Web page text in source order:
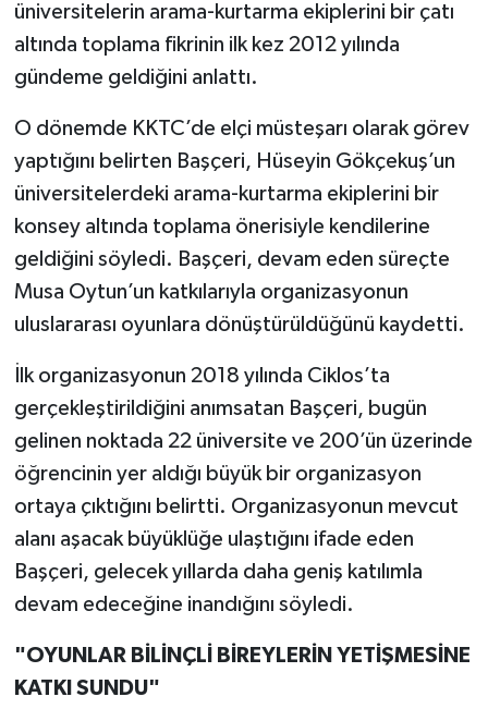
üniversitelerin arama-kurtarma ekiplerini bir çatı
altında toplama fikrinin ilk kez 2012 yılında
gündeme geldiğini anlattı.
O dönemde KKTC’de elçi müsteşarı olarak görev
yaptığını belirten Başçeri, Hüseyin Gökçekuş’un
üniversitelerdeki arama-kurtarma ekiplerini bir
konsey altında toplama önerisiyle kendilerine
geldiğini söyledi. Başçeri, devam eden süreçte
Musa Oytun’un katkılarıyla organizasyonun
uluslararası oyunlara dönüştürüldüğünü kaydetti.
İlk organizasyonun 2018 yılında Ciklos’ta
gerçekleştirildiğini anımsatan Başçeri, bugün
gelinen noktada 22 üniversite ve 200’ün üzerinde
öğrencinin yer aldığı büyük bir organizasyon
ortaya çıktığını belirtti. Organizasyonun mevcut
alanı aşacak büyüklüğe ulaştığını ifade eden
Başçeri, gelecek yıllarda daha geniş katılımla
devam edeceğine inandığını söyledi.
"OYUNLAR BİLİNÇLİ BİREYLERİN YETİŞMESİNE
KATKI SUNDU"